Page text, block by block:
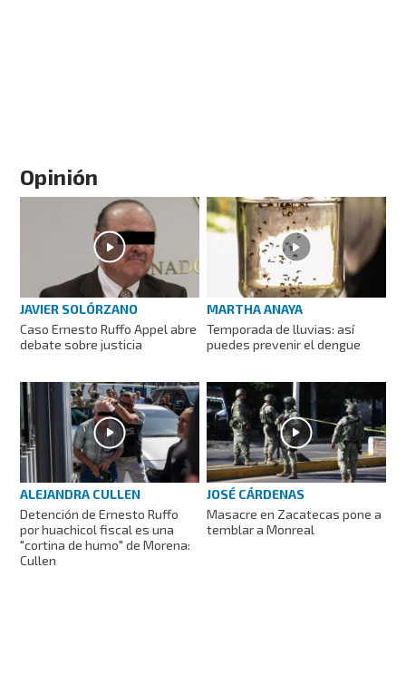
Opinión
JAVIER SOLÓRZANO
Caso Ernesto Ruffo Appel abre
debate sobre justicia
MARTHA ANAYA
Temporada de lluvias: así
puedes prevenir el dengue
ALEJANDRA CULLEN
Detención de Ernesto Ruffo
por huachicol fiscal es una
"cortina de humo" de Morena:
Cullen
JOSÉ CÁRDENAS
Masacre en Zacatecas pone a
temblar a Monreal